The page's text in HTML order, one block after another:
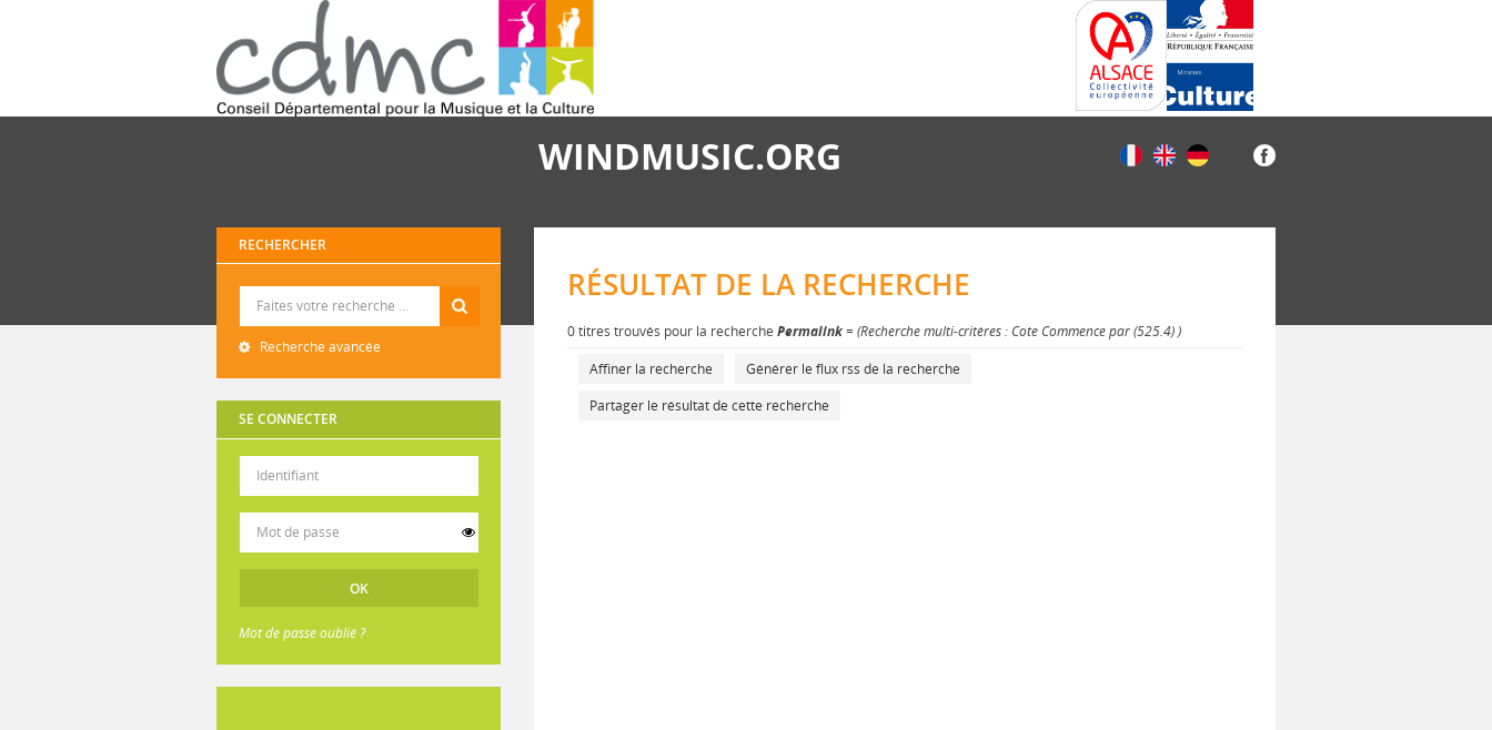
WINDMUSIC.ORG
RECHERCHER
Recherche avancée
SE CONNECTER
Mot de passe oublié ?
RÉSULTAT DE LA RECHERCHE
0 titres trouvés pour la recherche Permalink= (Recherche multi-critères : Cote Commence par (525.4) )
Affiner la recherche
Générer le flux rss de la recherche
Partager le résultat de cette recherche